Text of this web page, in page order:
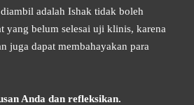
adalah Ishak tidak boleh
yang belum selesai uji klinis, karena
juga dapat membahayakan para
Anda dan refleksikan.